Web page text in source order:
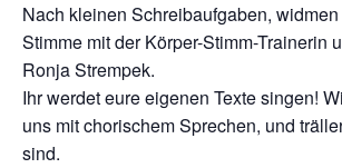
Nach kleinen Schreibaufgaben,
Stimme mit der Körper-Stimm-Trainerin
Ronja Strempek.
Ihr werdet eure eigenen Texte singen!
uns mit chorischem Sprechen, und
sind.